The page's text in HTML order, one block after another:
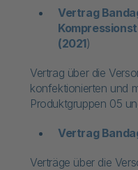
Vertrag
(2021)
Vertrag über die
konfektionierten und
Produktgruppen 05
Vertrag
Verträge über die